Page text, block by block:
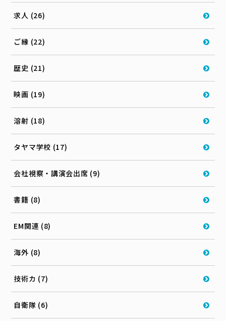
求人 (26)
ご縁 (22)
歴史 (21)
映画 (19)
溶射 (18)
タヤマ学校 (17)
会社視察・講演会出席 (9)
書籍 (8)
EM関連 (8)
海外 (8)
技術カ (7)
自衛隊 (6)